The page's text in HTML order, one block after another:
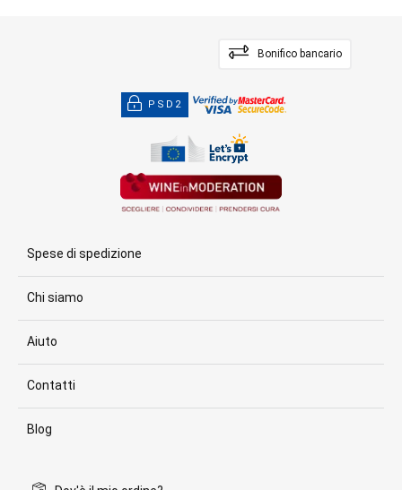
Bonifico bancario
PSD2
Spese di spedizione
Chi siamo
Aiuto
Contatti
Blog